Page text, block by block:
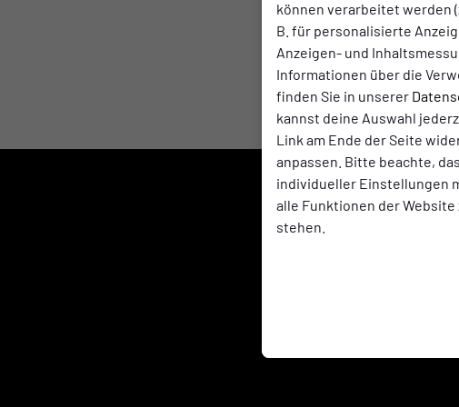
können verarbeitet werden
B. für personalisierte
Anzeigen- und
Informationen über die
finden Sie in unserer
kannst deine Auswahl
Link am Ende der Seite
anpassen. Bitte beachte,
individueller Einstellungen
alle Funktionen der Website
stehen.